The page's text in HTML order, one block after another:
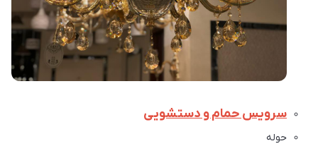
سرویس حمام و دستشویی
حوله